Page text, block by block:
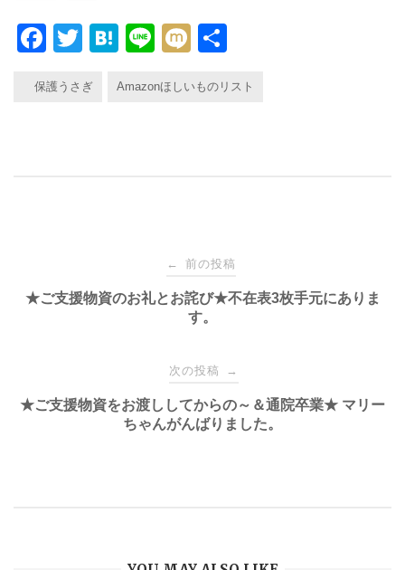
F
c
T
tt
H
e
Li
e
M
保護うさぎ Amazonほしいものリスト
稿
ビ
← 前の投稿
★ご支援物資のお礼とお詫び★不在表3枚手元にありま
す。
次の投稿 →
★ご支援物資をお渡ししてからの～＆通院卒業★ マリー
ちゃんがんばりました。